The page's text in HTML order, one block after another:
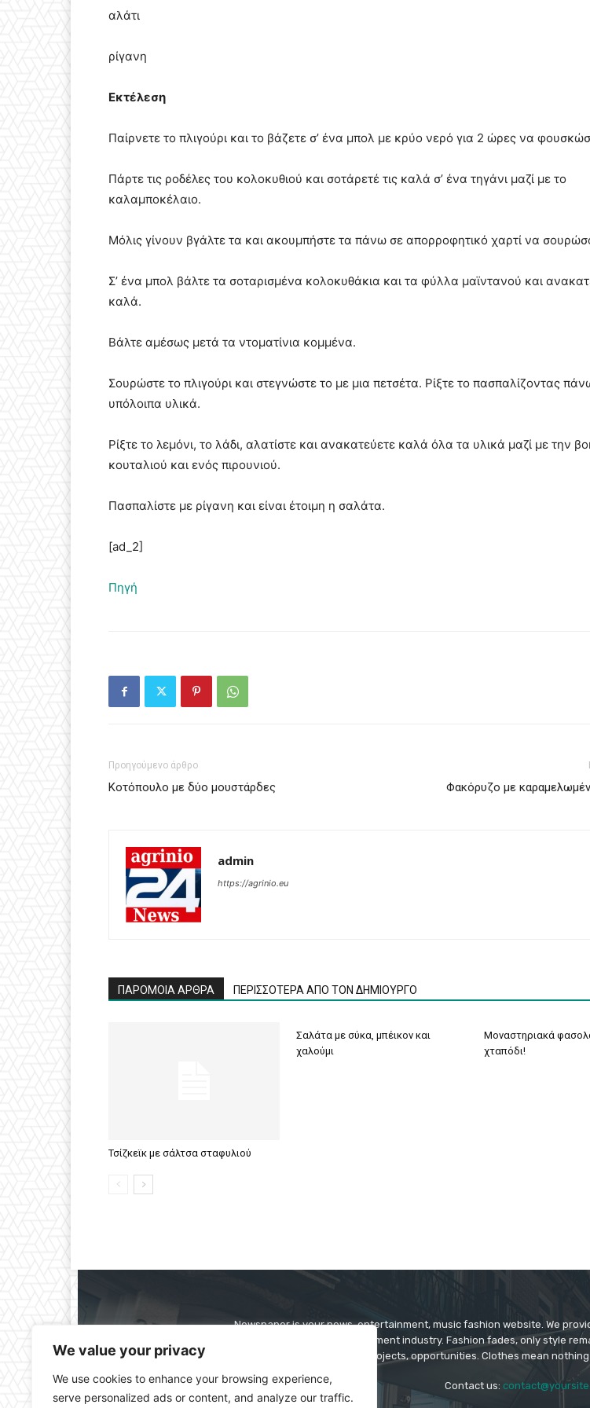
We value your privacy
We use cookies to enhance your browsing experience,
serve personalized ads or content, and analyze our traffic.
αλάτι
ρίγανη
Εκτέλεση
Παίρνετε το πλιγούρι και το βάζετε σ’ ένα μπολ με κρύο νερό για 2 ώρες να
Πάρτε τις ροδέλες του κολοκυθιού και σοτάρετέ τις καλά σ’ ένα τηγάνι μαζί με το
καλαμποκέλαιο.
Μόλις γίνουν βγάλτε τα και ακουμπήστε τα πάνω σε απορροφητικό χαρτί να
Σ’ ένα μπολ βάλτε τα σοταρισμένα κολοκυθάκια και τα φύλλα μαϊντανού και
καλά.
Βάλτε αμέσως μετά τα ντοματίνια κομμένα.
Σουρώστε το πλιγούρι και στεγνώστε το με μια πετσέτα. Ρίξτε το πασπαλίζοντας
υπόλοιπα υλικά.
Ρίξτε το λεμόνι, το λάδι, αλατίστε και ανακατεύετε καλά όλα τα υλικά μαζί με την
κουταλιού και ενός πιρουνιού.
Πασπαλίστε με ρίγανη και είναι έτοιμη η σαλάτα.
[ad_2]
Πηγή
Προηγούμενο άρθρο
Κοτόπουλο με δύο μουστάρδες Φακόρυζο με
admin
https://agrinio.eu
ΠΑΡΟΜΟΙΑ ΑΡΘΡΑ ΠΕΡΙΣΣΟΤΕΡΑ ΑΠΟ ΤΟΝ ΔΗΜΙΟΥΡΓΟ
Τσίζκεϊκ με σάλτσα σταφυλιού
Σαλάτα με σύκα, μπέικον και
χαλούμι
Μοναστηριακά
χταπόδι!
Newspaper is your news, entertainment, music fashion website. We
straight from the entertainment industry. Fashion fades, only style
always projects, opportunities. Clothes mean
Contact us: